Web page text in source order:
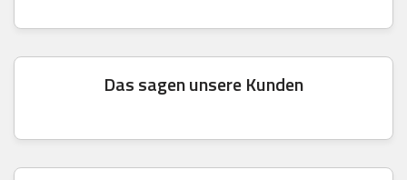
Das sagen unsere Kunden